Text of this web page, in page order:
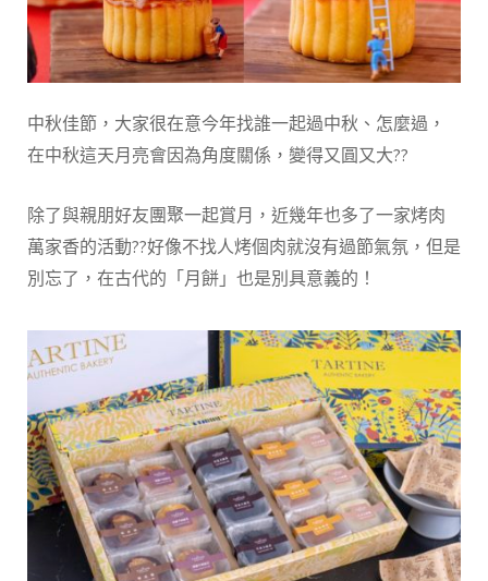
中秋佳節，大家很在意今年找誰一起過中秋、怎麼過，
在中秋這天月亮會因為角度關係，變得又圓又大??
除了與親朋好友團聚一起賞月，近幾年也多了一家烤肉
萬家香的活動??好像不找人烤個肉就沒有過節氣氛，但是
別忘了，在古代的「月餅」也是別具意義的！